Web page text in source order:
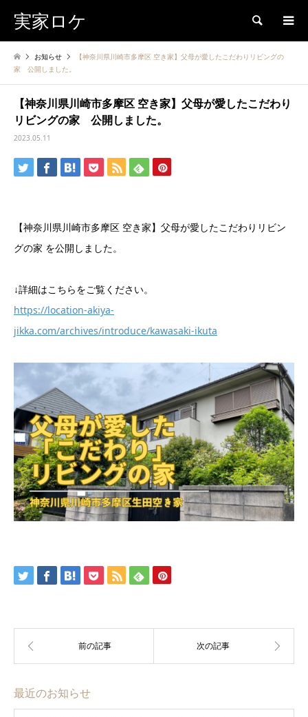
実家ロケ 検索
お知らせ
【神奈川県川崎市多摩区 空き家】父母が愛したこだわりリビングの
家 公開しました。
【神奈川県川崎市多摩区 空き家】父母が愛したこだわり
リビングの家 公開しました。
2023.05.11
【神奈川県川崎市多摩区 空き家】父母が愛したこだわりリビン
グの家 を公開しました。
↓詳細はこちらをご覧ください。
https://location-akiya-
jikka.com/archives/introduce/kawasaki-ikuta
最近のお知らせ